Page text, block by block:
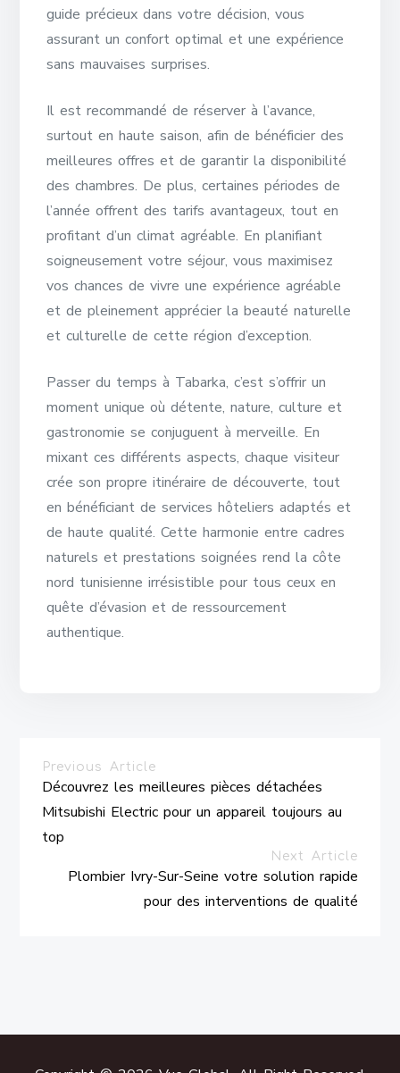
guide précieux dans votre décision, vous
assurant un confort optimal et une expérience
sans mauvaises surprises.
Il est recommandé de réserver à l’avance,
surtout en haute saison, afin de bénéficier des
meilleures offres et de garantir la disponibilité
des chambres. De plus, certaines périodes de
l’année offrent des tarifs avantageux, tout en
profitant d’un climat agréable. En planifiant
soigneusement votre séjour, vous maximisez
vos chances de vivre une expérience agréable
et de pleinement apprécier la beauté naturelle
et culturelle de cette région d’exception.
Passer du temps à Tabarka, c’est s’offrir un
moment unique où détente, nature, culture et
gastronomie se conjuguent à merveille. En
mixant ces différents aspects, chaque visiteur
crée son propre itinéraire de découverte, tout
en bénéficiant de services hôteliers adaptés et
de haute qualité. Cette harmonie entre cadres
naturels et prestations soignées rend la côte
nord tunisienne irrésistible pour tous ceux en
quête d’évasion et de ressourcement
authentique.
Previous Article
Découvrez les meilleures pièces détachées
Mitsubishi Electric pour un appareil toujours au
top
Next Article
Plombier Ivry-Sur-Seine votre solution rapide
pour des interventions de qualité